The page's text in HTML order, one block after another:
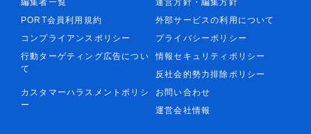
編集者一覧
運営方針・編集方針
PORT会員利用規約
外部サービスの利用について
コンプライアンスポリシー
プライバシーポリシー
行動ターゲティング広告につい
て
情報セキュリティポリシー
反社会的勢力排除ポリシー
カスタマーハラスメントポリシ
ー
お問い合わせ
運営会社情報